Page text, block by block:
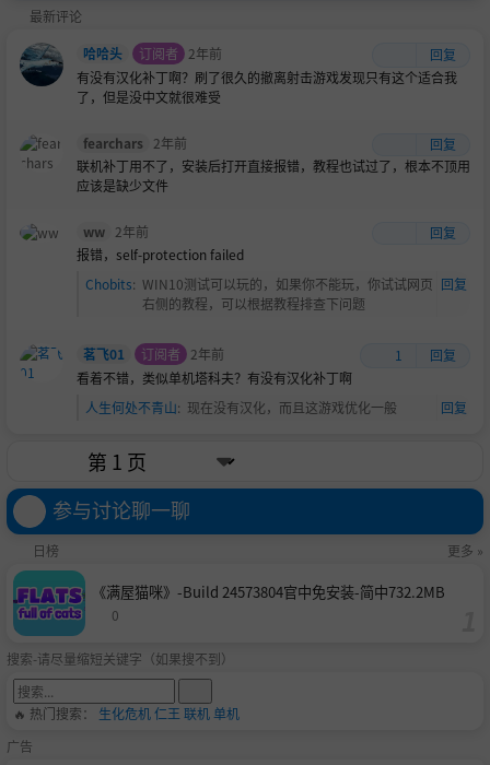
武器定制
You will have the ability to select and fully customize a wid
e variety of weapons. Swap out barrels, handguards, fore
grips, stocks, sights or magazines and turn your trusty ak f
range rifle.
您可以选择并完全定制各种武器。更换枪管、护手、前握
离威胁变成致命精准的远程步枪。
Player Hideout
玩家藏身处
ew Contracts, invite friends, or test your weapons at the fi
ring range. This is also where you view your inventory, sta
sh, and purchase or sell items. After each deployment, you
您的藏身处是进行所有准备工作的地方。在这里您可以接受
新合约、邀请朋友或在射击场测试武器。这里也是您查看库
存、储藏、购买或出售物品的地方。每次部署后，您都会回
到这里。
Singleplayer & Co-op
单人游戏和合作游戏
最新评论
哈哈头
订阅者 2年前
回复
有没有汉化补丁啊？刷了很久的撤离射击游戏发现只有这个适合我
了，但是没中文就很难受
fearchars 2年前
回复
联机补丁用不了，安装后打开直接报错，教程也试过了，根本不顶用
应该是缺少文件
ww 2年前
回复
报错，self-protection failed
Chobits: WIN10测试可以玩的，如果你不能玩，你试试网页
右侧的教程，可以根据教程排查下问题
回复
茗飞01 订阅者 2年前 1
回复
看着不错，类似单机塔科夫？有没有汉化补丁啊
人生何处不青山: 现在没有汉化，而且这游戏优化一般 回复
参与讨论聊一聊
日榜 更多 »
《满屋猫咪》-Build 24573804官中免安装-简中732.2MB
0
搜索-请尽量缩短关键字（如果搜不到）
🔥 热门搜索： 生化危机仁王 联机单机
广告